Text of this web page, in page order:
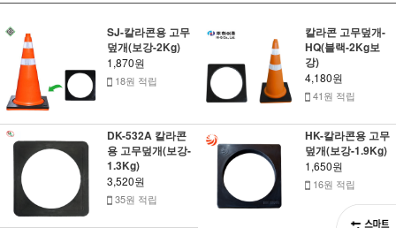
SJ-칼라콘용 고무
덮개(보강-2Kg)
1,870원
18원 적립
칼라콘 고무덮개-
HQ(블랙-2Kg보
강)
4,180원
41원 적립
DK-532A 칼라콘
용 고무덮개(보강-
1.3Kg)
3,520원
35원 적립
HK-칼라콘용 고무
덮개(보강-1.9Kg)
1,650원
16원 적립